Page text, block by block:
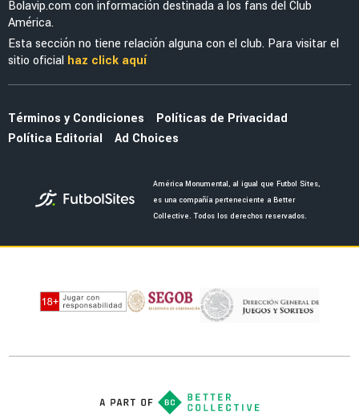
NOTICIAS
La alineación del América de Guillermo
Almada con el refuerzo Óscar Perea
La fecha en la que saldrán los uniformes del